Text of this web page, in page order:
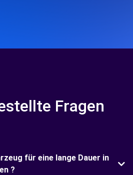
Fragen
für eine lange Dauer in
?